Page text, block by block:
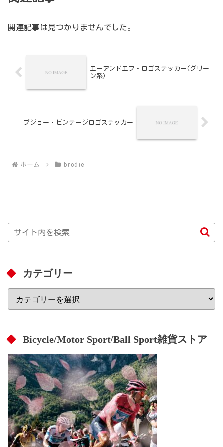
関連記事は見つかりませんでした。
エーアンドエフ・ロゴステッカー(グリー
ン系)
プジョー・ビンテージロゴステッカー
ホーム brodie
カテゴリー
Bicycle/Motor Sport/Ball Sport雑貨ストア